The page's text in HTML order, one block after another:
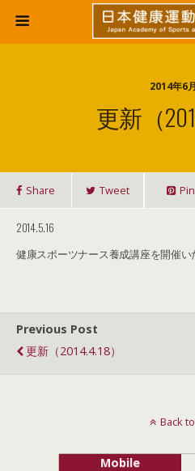
2014年6
更新（
Share Tweet Pin
2014.5.16
健康スポーツナース養成講座を開催い
Previous Post
更新（2014.4.18）
Back
Mobile